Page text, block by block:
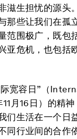
滋生担忧的源头
那些让我们在孤
范围极广，既包
亚危机，也包括
际宽容日”（
月16日）的精
们生活在一个日
同行业间的合作